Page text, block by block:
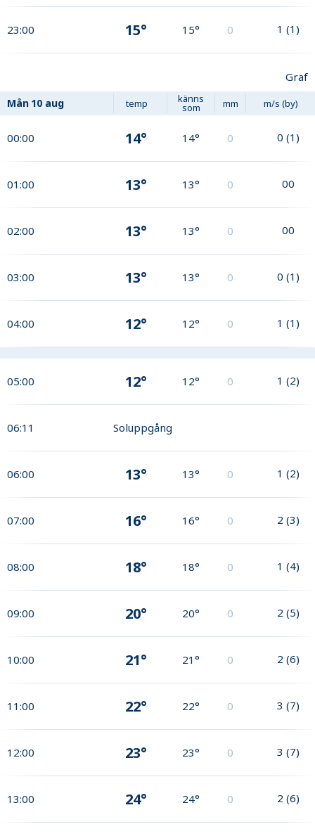
23:00 15° 15° 0 1 (1)
Graf
Mån 10 aug temp känns
som mm m/s (by)
00:00 14° 14° 0 0 (1)
01:00 13° 13° 0 00
02:00 13° 13° 0 00
03:00 13° 13° 0 0 (1)
04:00 12° 12° 0 1 (1)
05:00 12° 12° 0 1 (2)
06:11 Soluppgång
06:00 13° 13° 0 1 (2)
07:00 16° 16° 0 2 (3)
08:00 18° 18° 0 1 (4)
09:00 20° 20° 0 2 (5)
10:00 21° 21° 0 2 (6)
11:00 22° 22° 0 3 (7)
12:00 23° 23° 0 3 (7)
13:00 24° 24° 0 2 (6)